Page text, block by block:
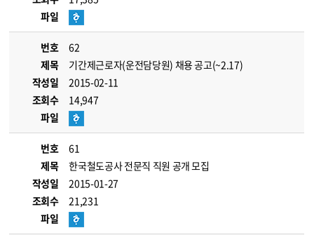
파일
번호
62
제목
기간제근로자(운전담당원) 채용 공고(~2.17)
작성일
2015-02-11
조회수
14,947
파일
번호
61
제목
한국철도공사 전문직 직원 공개 모집
작성일
2015-01-27
조회수
21,231
파일